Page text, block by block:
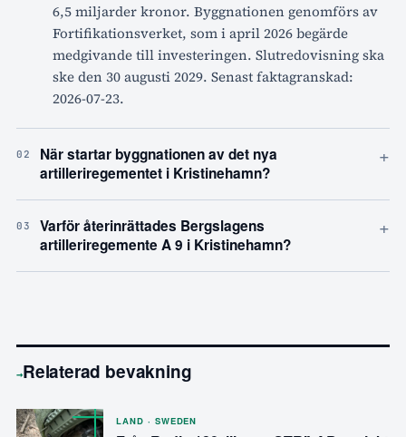
6,5 miljarder kronor. Byggnationen genomförs av
Fortifikationsverket, som i april 2026 begärde
medgivande till investeringen. Slutredovisning ska
ske den 30 augusti 2029. Senast faktagranskad:
2026-07-23.
02
När startar byggnationen av det nya
artilleriregementet i Kristinehamn?
+
03
Varför återinrättades Bergslagens
artilleriregemente A 9 i Kristinehamn?
+
→Relaterad bevakning
LAND · SWEDEN